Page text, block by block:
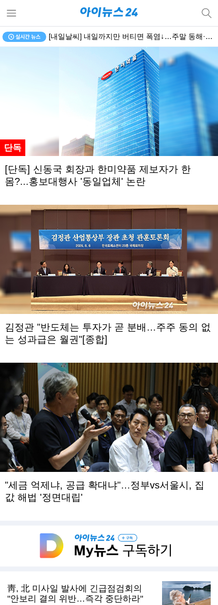
[속보] 日 "北, 탄도미사일 가능성 물체 발사…올 들어 6번째
단독
[단독] 신동국 회장과 한미약품 제보자가 한
몸?...홍보대행사 '동일업체' 논란
김정관 "반도체는 투자가 곧 분배…주주 동의 없
는 성과급은 월권"[종합]
"세금 억제냐, 공급 확대냐"…정부vs서울시, 집
값 해법 '정면대립'
靑, 北 미사일 발사에 긴급점검회의
"안보리 결의 위반…즉각 중단하라"